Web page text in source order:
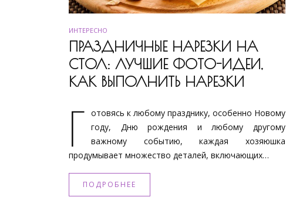
ИНТЕРЕСНО
ПРАЗДНИЧНЫЕ НАРЕЗКИ НА
СТОЛ: ЛУЧШИЕ ФОТО-ИДЕИ,
КАК ВЫПОЛНИТЬ НАРЕЗКИ
Г отовясь к любому празднику, особенно Новому
году, Дню рождения и любому другому
важному событию, каждая хозяюшка
продумывает множество деталей, включающих…
ПОДРОБНЕЕ